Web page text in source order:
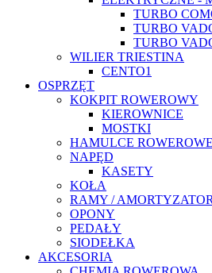
TURBO
TURBO
TURBO
WILIER TRIESTINA
CENTO1
OSPRZĘT
KOKPIT ROWEROWY
KIEROWNICE
MOSTKI
HAMULCE ROWEROWE
NAPĘD
KASETY
KOŁA
RAMY /
OPONY
PEDAŁY
SIODEŁKA
AKCESORIA